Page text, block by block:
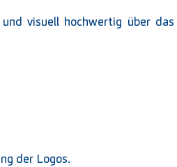
visuell hochwertig über
der Logos.